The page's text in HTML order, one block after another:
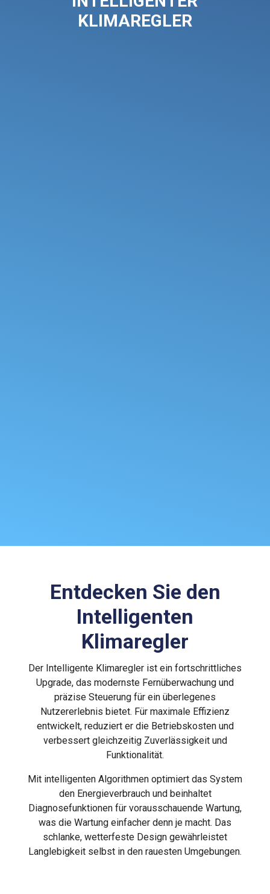
KLIMAREGLER
Entdecken Sie den
Intelligenten
Klimaregler
Der Intelligente Klimaregler ist ein fortschrittliches
Upgrade, das modernste Fernüberwachung und
präzise Steuerung für ein überlegenes
Nutzererlebnis bietet. Für maximale Effizienz
entwickelt, reduziert er die Betriebskosten und
verbessert gleichzeitig Zuverlässigkeit und
Funktionalität.
Mit intelligenten Algorithmen optimiert das System
den Energieverbrauch und beinhaltet
Diagnosefunktionen für vorausschauende Wartung,
was die Wartung einfacher denn je macht. Das
schlanke, wetterfeste Design gewährleistet
Langlebigkeit selbst in den rauesten Umgebungen.